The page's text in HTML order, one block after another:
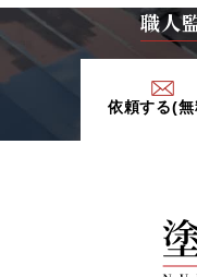
職人
依頼する(無